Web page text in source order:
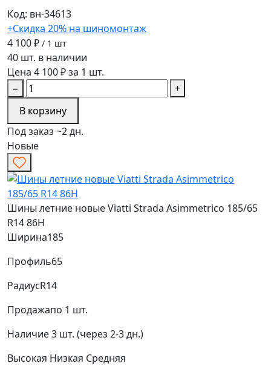
Код: вн-34613
+Скидка 20% на шиномонтаж
4 100 ₽ / 1 шт
40 шт. в наличии
Цена 4 100 ₽ за 1 шт.
−
+
В корзину
Под заказ ~2 дн.
Новые
Шины летние новые Viatti Strada Asimmetrico 185/65
R14 86H
Ширина185
Профиль65
РадиусR14
Продажапо 1 шт.
Наличие3 шт. (через 2-3 дн.)
Высокая Низкая Средняя